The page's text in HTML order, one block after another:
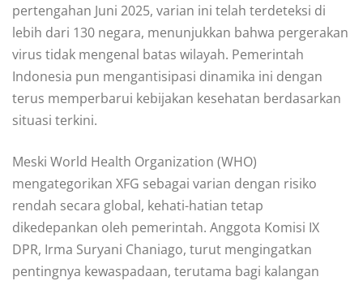
pertengahan Juni 2025, varian ini telah terdeteksi di
lebih dari 130 negara, menunjukkan bahwa pergerakan
virus tidak mengenal batas wilayah. Pemerintah
Indonesia pun mengantisipasi dinamika ini dengan
terus memperbarui kebijakan kesehatan berdasarkan
situasi terkini.
Meski World Health Organization (WHO)
mengategorikan XFG sebagai varian dengan risiko
rendah secara global, kehati-hatian tetap
dikedepankan oleh pemerintah. Anggota Komisi IX
DPR, Irma Suryani Chaniago, turut mengingatkan
pentingnya kewaspadaan, terutama bagi kalangan